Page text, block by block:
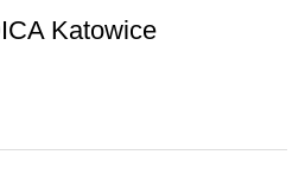
Katowice